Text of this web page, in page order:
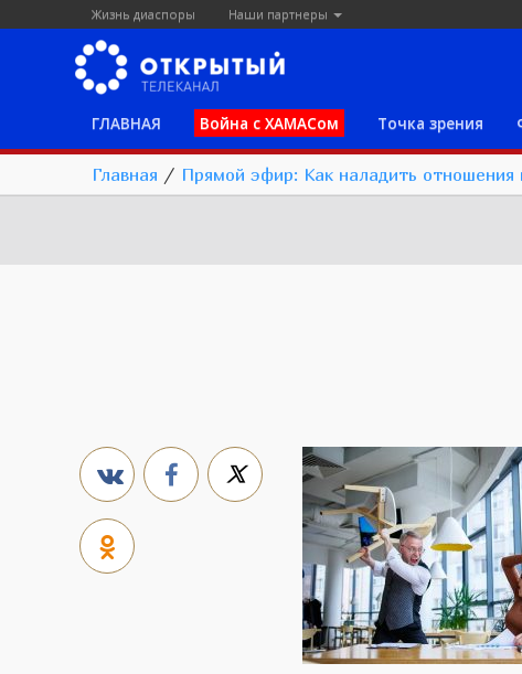
Жизнь диаспоры Наши партнеры
ГЛАВНАЯ Война с ХАМАСом Точка зрения
Главная / Прямой эфир: Как наладить